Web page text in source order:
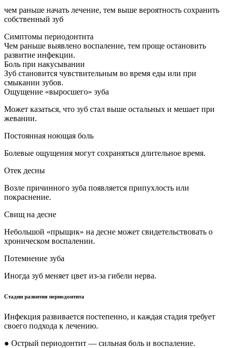
чем раньше начать лечение, тем выше вероятность сохранить
собственный зуб
Симптомы периодонтита
Чем раньше выявлено воспаление, тем проще остановить
развитие инфекции.
Боль при накусывании
Зуб становится чувствительным во время еды или при
смыкании зубов.
Ощущение «выросшего» зуба
Может казаться, что зуб стал выше остальных и мешает при
жевании.
Постоянная ноющая боль
Болевые ощущения могут сохраняться длительное время.
Отек десны
Возле причинного зуба появляется припухлость или
покраснение.
Свищ на десне
Небольшой «прыщик» на десне может свидетельствовать о
хроническом воспалении.
Потемнение зуба
Иногда зуб меняет цвет из-за гибели нерва.
Стадии развития периодонтита
Инфекция развивается постепенно, и каждая стадия требует
своего подхода к лечению.
● Острый периодонтит — сильная боль и воспаление.